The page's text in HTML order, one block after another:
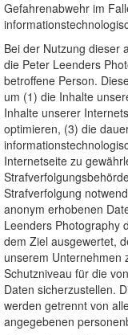
Gefahrenabwehr im
Bei der Nutzung dieser
die Peter Leenders
betroffene Person.
um (1) die Inhalte
Inhalte unserer
optimieren, (3) die
Internetseite zu
Strafverfolgung
anonym erhobenen
Leenders Photography
dem Ziel ausgewertet,
unserem Unternehmen
Schutzniveau für die
Daten sicherzustellen.
werden getrennt von
angegebenen